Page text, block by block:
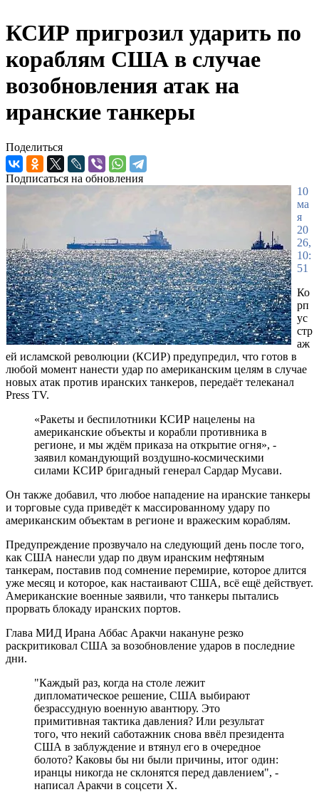
КСИР пригрозил ударить по
кораблям США в случае
возобновления атак на
иранские танкеры
Поделиться
Подписаться на обновления
10
ма
я
20
26,
10:
51
Ко
рп
ус
стр
аж
ей исламской революции (КСИР) предупредил, что готов в
любой момент нанести удар по американским целям в случае
новых атак против иранских танкеров, передаёт телеканал
Press TV.
«Ракеты и беспилотники КСИР нацелены на
американские объекты и корабли противника в
регионе, и мы ждём приказа на открытие огня», -
заявил командующий воздушно-космическими
силами КСИР бригадный генерал Сардар Мусави.
Он также добавил, что любое нападение на иранские танкеры
и торговые суда приведёт к массированному удару по
американским объектам в регионе и вражеским кораблям.
Предупреждение прозвучало на следующий день после того,
как США нанесли удар по двум иранским нефтяным
танкерам, поставив под сомнение перемирие, которое длится
уже месяц и которое, как настаивают США, всё ещё действует.
Американские военные заявили, что танкеры пытались
прорвать блокаду иранских портов.
Глава МИД Ирана Аббас Аракчи накануне резко
раскритиковал США за возобновление ударов в последние
дни.
"Каждый раз, когда на столе лежит
дипломатическое решение, США выбирают
безрассудную военную авантюру. Это
примитивная тактика давления? Или результат
того, что некий саботажник снова ввёл президента
США в заблуждение и втянул его в очередное
болото? Каковы бы ни были причины, итог один:
иранцы никогда не склонятся перед давлением", -
написал Аракчи в соцсети Х.